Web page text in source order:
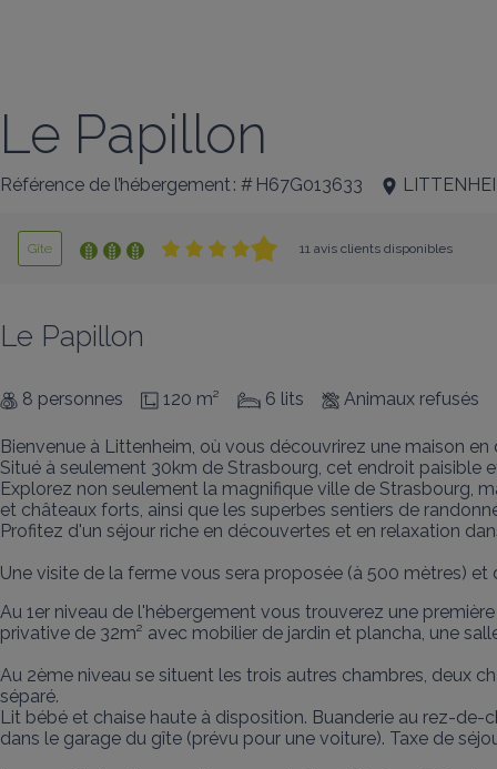
Le Papillon
Référence de l’hébergement : # H67G013633
Gîte 11 avis clients disponibles
Le Papillon
8 personnes 120 m² 6 lits Animaux refusés
Bienvenue à Littenheim, où vous découvrirez une maison
Situé à seulement 30km de Strasbourg, cet endroit
Explorez non seulement la magnifique ville de Strasbourg,
et châteaux forts, ainsi que les superbes sentiers de
Profitez d'un séjour riche en découvertes et en relaxation
Une visite de la ferme vous sera proposée (à 500 mètres)
Au 1er niveau de l'hébergement vous trouverez une
privative de 32m² avec mobilier de jardin et plancha, une
Au 2ème niveau se situent les trois autres chambres, deux
séparé.
Lit bébé et chaise haute à disposition. Buanderie au rez-
dans le garage du gîte (prévu pour une voiture). Taxe de